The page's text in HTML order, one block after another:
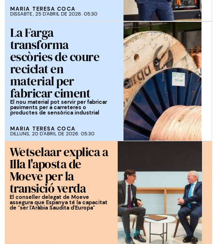
MARIA TERESA COCA
DISSABTE, 25 D'ABRIL DE 2026. 05:30
La Farga
transforma
escòries de coure
reciclat en
material per
fabricar ciment
El nou material pot servir per fabricar
paviments per a carreteres o
productes de sensòrica industrial
MARIA TERESA COCA
DILLUNS, 20 D'ABRIL DE 2026. 05:30
Wetselaar explica a
Illa l'aposta de
Moeve per la
transició verda
El conseller delegat de Moeve
assegura que Espanya té la capacitat
de "ser l'Aràbia Saudita d'Europa"